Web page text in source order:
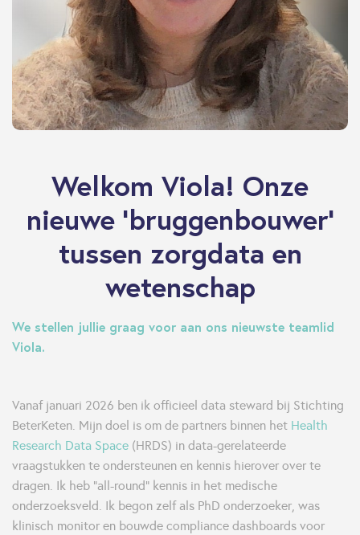
Welkom Viola! Onze
nieuwe 'bruggenbouwer'
tussen zorgdata en
wetenschap
We stellen jullie graag voor aan ons nieuwste teamlid
Viola.
Vanaf januari 2026 ben ik officieel data steward bij Stichting
BeterKeten. Mijn doel is om de partners binnen het Health
Research Data Space (HRDS) in data-gerelateerde
vraagstukken te ondersteunen en kennis hierover over te
dragen. Ik heb "all-round" kennis in het medische
onderzoeksveld. Ik begon zelf als PhD onderzoeker, was
klinisch monitor en bouwde compliance dashboards voor